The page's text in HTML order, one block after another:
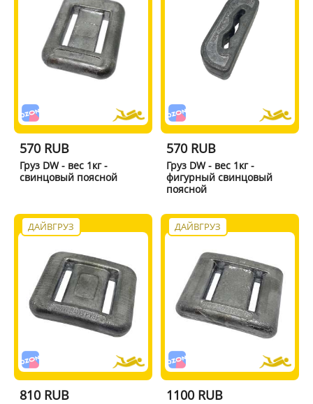
570 RUB
Груз DW - вес 1кг -
свинцовый поясной
570 RUB
Груз DW - вес 1кг -
фигурный свинцовый
поясной
ДАЙВГРУЗ
810 RUB
ДАЙВГРУЗ
1100 RUB